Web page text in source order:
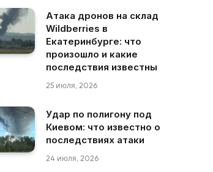
Атака дронов на склад
Wildberries в
Екатеринбурге: что
произошло и какие
последствия известны
25 июля, 2026
Удар по полигону под
Киевом: что известно о
последствиях атаки
24 июля, 2026